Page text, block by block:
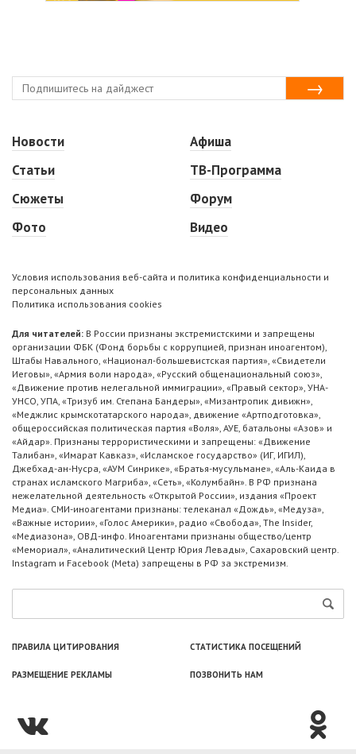
Новости
Статьи
Сюжеты
Фото
Афиша
ТВ-Программа
Форум
Видео
Условия использования веб-сайта и политика конфиденциальности и
персональных данных
Политика использования cookies
Для читателей: В России признаны экстремистскими и запрещены
организации ФБК (Фонд борьбы с коррупцией, признан иноагентом),
Штабы Навального, «Национал-большевистская партия», «Свидетели
Иеговы», «Армия воли народа», «Русский общенациональный союз»,
«Движение против нелегальной иммиграции», «Правый сектор», УНА-
УНСО, УПА, «Тризуб им. Степана Бандеры», «Мизантропик дивижн»,
«Меджлис крымскотатарского народа», движение «Артподготовка»,
общероссийская политическая партия «Воля», АУЕ, батальоны «Азов» и
«Айдар». Признаны террористическими и запрещены: «Движение
Талибан», «Имарат Кавказ», «Исламское государство» (ИГ, ИГИЛ),
Джебхад-ан-Нусра, «АУМ Синрике», «Братья-мусульмане», «Аль-Каида в
странах исламского Магриба», «Сеть», «Колумбайн». В РФ признана
нежелательной деятельность «Открытой России», издания «Проект
Медиа». СМИ-иноагентами признаны: телеканал «Дождь», «Медуза»,
«Важные истории», «Голос Америки», радио «Свобода», The Insider,
«Медиазона», ОВД-инфо. Иноагентами признаны общество/центр
«Мемориал», «Аналитический Центр Юрия Левады», Сахаровский центр.
Instagram и Facebook (Metа) запрещены в РФ за экстремизм.
ПРАВИЛА ЦИТИРОВАНИЯ СТАТИСТИКА ПОСЕЩЕНИЙ
РАЗМЕЩЕНИЕ РЕКЛАМЫ ПОЗВОНИТЬ НАМ